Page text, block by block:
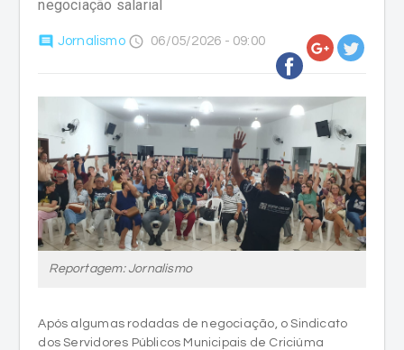
Reportagem: Jornalismo
Após algumas rodadas de negociação, o Sindicato
assembleia geral, o acordo salarial com o governo
municipal. A categoria garantiu a reposição da